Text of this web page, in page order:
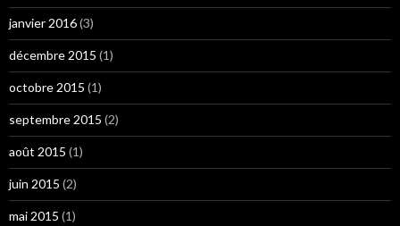
janvier 2016(3)
décembre 2015 (1)
octobre 2015 (1)
septembre 2015 (2)
août 2015 (1)
juin 2015 (2)
mai 2015 (1)